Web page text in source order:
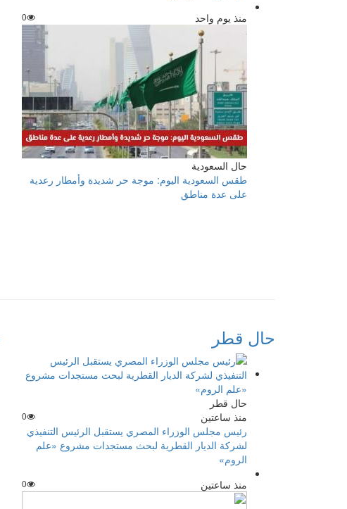
منذ يوم واحد
0
حال السعودية
طقس السعودية اليوم: موجة حر شديدة وأمطار رعدية
على عدة مناطق
حال قطر
حال قطر
منذ ساعتين
0
رئيس مجلس الوزراء المصري يستقبل الرئيس التنفيذي
لشركة الديار القطرية لبحث مستجدات مشروع «علم
الروم»
منذ ساعتين
0